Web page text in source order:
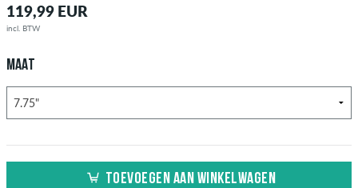
119,99 EUR
incl. BTW
MAAT
TOEVOEGEN AAN WINKELWAGEN